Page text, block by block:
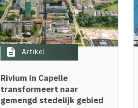
description Artikel
Rivium in Capelle
transformeert naar
gemengd stedelijk gebied